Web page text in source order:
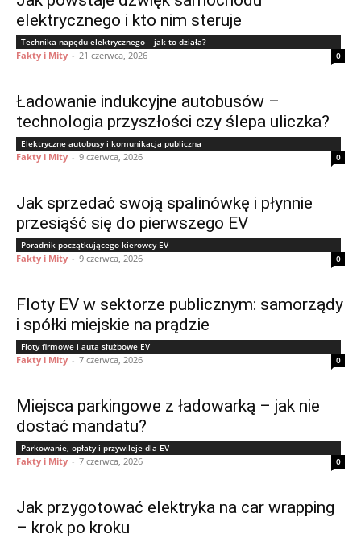
elektrycznego i kto nim steruje
Technika napędu elektrycznego – jak to działa?
Fakty i Mity - 21 czerwca, 2026 0
Ładowanie indukcyjne autobusów –
technologia przyszłości czy ślepa uliczka?
Elektryczne autobusy i komunikacja publiczna
Fakty i Mity - 9 czerwca, 2026 0
Jak sprzedać swoją spalinówkę i płynnie
przesiąść się do pierwszego EV
Poradnik początkującego kierowcy EV
Fakty i Mity - 9 czerwca, 2026 0
Floty EV w sektorze publicznym: samorządy
i spółki miejskie na prądzie
Floty firmowe i auta służbowe EV
Fakty i Mity - 7 czerwca, 2026 0
Miejsca parkingowe z ładowarką – jak nie
dostać mandatu?
Parkowanie, opłaty i przywileje dla EV
Fakty i Mity - 7 czerwca, 2026 0
Jak przygotować elektryka na car wrapping
– krok po kroku